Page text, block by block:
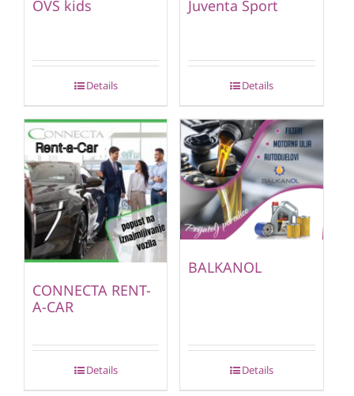
OVS kids
Details
Juventa Sport
Details
CONNECTA RENT-
A-CAR
Details
BALKANOL
Details